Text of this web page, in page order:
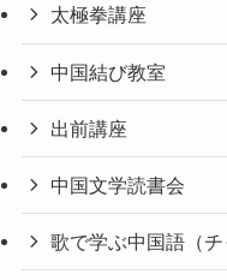
太極拳講座
中国結び教室
出前講座
中国文学読書会
歌で学ぶ中国語（チ